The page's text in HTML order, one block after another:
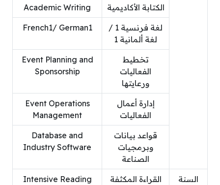
الكتابة الأكاديمية Academic Writing
لغة فرنسية 1 /
لغة ألمانية 1
French1/ German1
تخطيط
الفعاليات
ورعايتها
Event Planning and
Sponsorship
إدارة أعمال
الفعاليات
Event Operations
Management
قواعد بيانات
وبرمجيات
الصناعة
Database and
Industry Software
السنة
القراءة المكثفة
Intensive Reading